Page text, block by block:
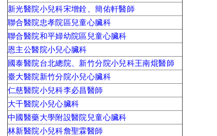
新光醫院小兒科宋增銓、簡佑軒醫師
聯合醫院忠孝院區兒童心臟科
聯合醫院和平婦幼院區兒童心臟科
恩主公醫院小兒心臟科
國泰醫院台北總院、新竹分院小兒科王南焜醫師
臺大醫院新竹分院小兒心臟科
仁慈醫院小兒科李必昌醫師
大千醫院小兒心臟科
中國醫藥大學附設醫院兒童心臟科
林新醫院小兒科詹聖霖醫師